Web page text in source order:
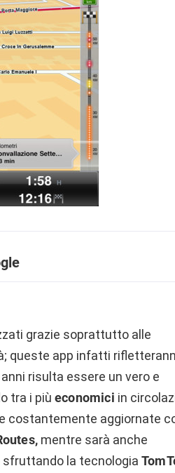
grazie soprattutto alle
queste app infatti
risulta essere un vero e
tra i più economici in
costantemente aggiornate
mentre sarà anche
la tecnologia